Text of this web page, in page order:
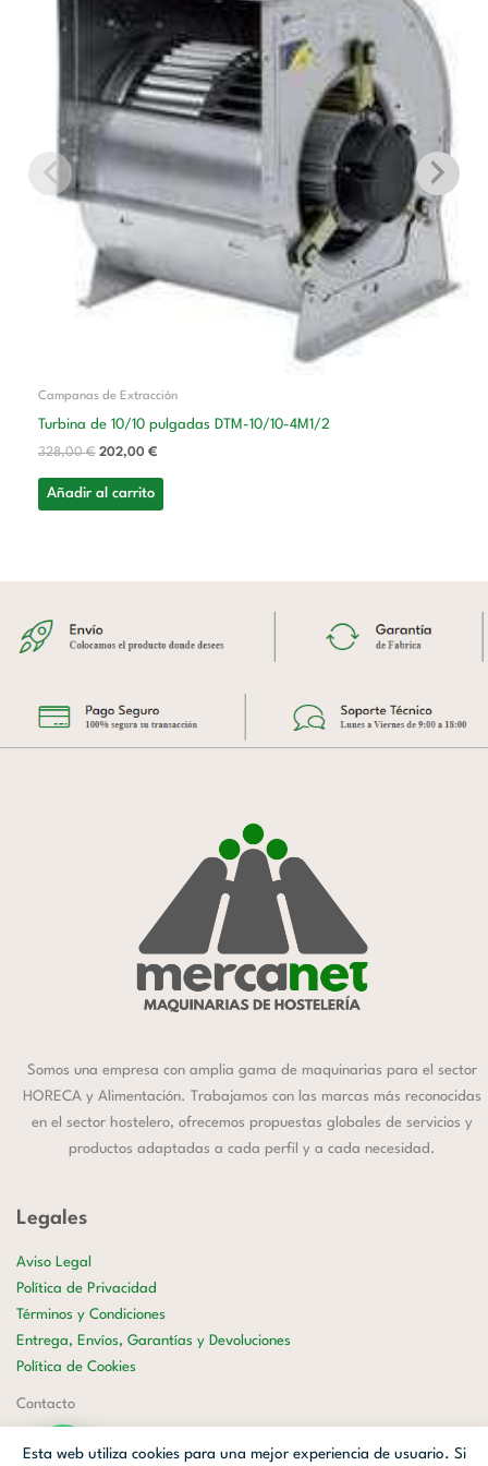
Campanas de Extracción
Turbina de 10/10 pulgadas DTM-10/10-4M1/2
328,00€
328,00 €.
202,00 €
Añadir al carrito
Somos una empresa con amplia gama de maquinarias para el sector
HORECA y Alimentación. Trabajamos con las marcas más reconocidas
en el sector hostelero, ofrecemos propuestas globales de servicios y
productos adaptadas a cada perfil y a cada necesidad.
Legales
Aviso Legal
Política de Privacidad
Términos y Condiciones
Entrega, Envíos, Garantías y Devoluciones
Política de Cookies
Contacto
658 177 599
Esta web utiliza cookies para una mejor experiencia de usuario. Si